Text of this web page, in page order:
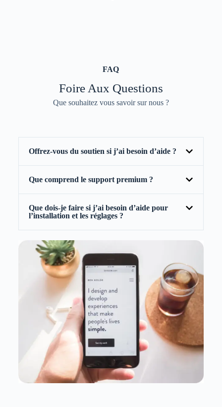
FAQ
Foire Aux Questions
Que souhaitez vous savoir sur nous ?
Offrez-vous du soutien si j’ai besoin d’aide ?
Que comprend le support premium ?
Que dois-je faire si j’ai besoin d’aide pour
l’installation et les réglages ?